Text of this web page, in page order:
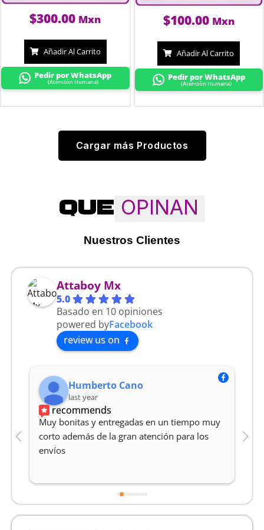
$300.00 Mxn
Añadir Al Carrito
Pedir por WhatsApp
(Atención Humana)
$100.00 Mxn
Añadir Al Carrito
Pedir por WhatsApp
(Atención Humana)
Cargar más Productos
QUE OPINAN
Nuestros Clientes
Attaboy Mx
5.0
Basado en 10 opiniones
powered byFacebook
review us on
Humberto Cano
last year
recommends
Muy bonitas y entregadas en un tiempo muy
corto además de la gran atención para los
envíos